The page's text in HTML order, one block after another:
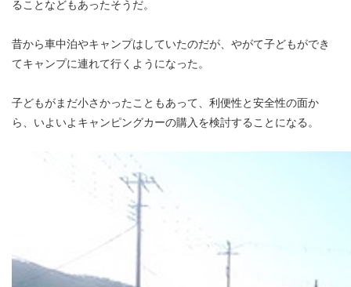
ることなどもあったそうだ。
昔から車中泊やキャンプはしていたのだが、やがて子どもができ
てキャンプに連れて行くようになった。
子どもがまだ小さかったこともあって、利便性と安全性の面か
ら、いよいよキャンピングカーの購入を検討することになる。